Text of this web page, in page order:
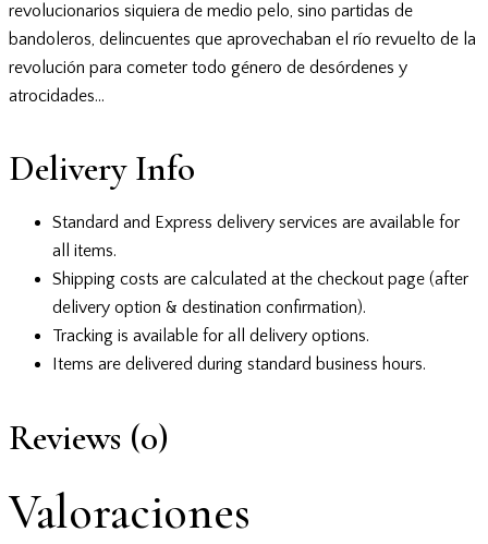
revolucionarios siquiera de medio pelo, sino partidas de
bandoleros, delincuentes que aprovechaban el río revuelto de la
revolución para cometer todo género de desórdenes y
atrocidades…
Delivery Info
Standard and Express delivery services are available for
all items.
Shipping costs are calculated at the checkout page (after
delivery option & destination confirmation).
Tracking is available for all delivery options.
Items are delivered during standard business hours.
Reviews (0)
Valoraciones